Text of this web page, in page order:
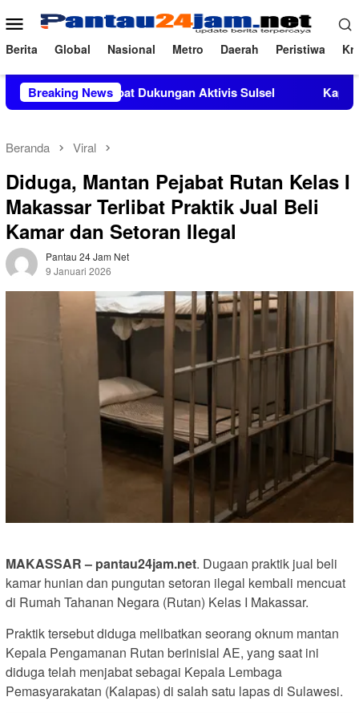
ke
konten
Menu
Mobile
Berita Global Nasional Metro Daerah Peristiwa
Breaking News
Dukungan Aktivis Sulsel Kapolres Polewali
Beranda Viral
Diduga, Mantan Pejabat Rutan Kelas I
Makassar Terlibat Praktik Jual Beli
Kamar dan Setoran Ilegal
Pantau 24 Jam Net
9 Januari 2026
MAKASSAR – pantau24jam.net. Dugaan praktik jual beli
kamar hunian dan pungutan setoran ilegal kembali mencuat
di Rumah Tahanan Negara (Rutan) Kelas I Makassar.
Praktik tersebut diduga melibatkan seorang oknum mantan
Kepala Pengamanan Rutan berinisial AE, yang saat ini
diduga telah menjabat sebagai Kepala Lembaga
Pemasyarakatan (Kalapas) di salah satu lapas di Sulawesi.